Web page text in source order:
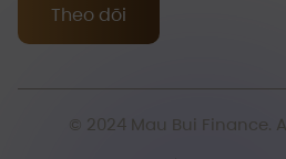
Theo dõi
© 2024 Mau Bui Finance.